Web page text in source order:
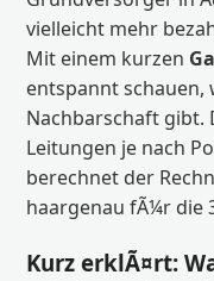
vielleicht mehr
Mit einem kurzen
entspannt schauen,
Nachbarschaft gibt.
Leitungen je nach
berechnet der
haargenau fÃ¼r die
Kurz erklÃ¤rt: